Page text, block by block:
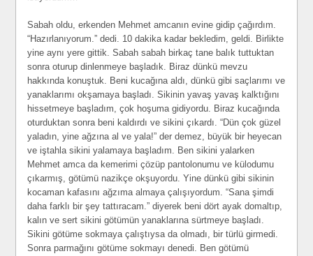
Sabah oldu, erkenden Mehmet amcanın evine gidip çağırdım.
“Hazırlanıyorum.” dedi. 10 dakika kadar bekledim, geldi. Birlikte
yine aynı yere gittik. Sabah sabah birkaç tane balık tuttuktan
sonra oturup dinlenmeye başladık. Biraz dünkü mevzu
hakkında konuştuk. Beni kucağına aldı, dünkü gibi saçlarımı ve
yanaklarımı okşamaya başladı. Sikinin yavaş yavaş kalktığını
hissetmeye başladım, çok hoşuma gidiyordu. Biraz kucağında
oturduktan sonra beni kaldırdı ve sikini çıkardı. “Dün çok güzel
yaladın, yine ağzına al ve yala!” der demez, büyük bir heyecan
ve iştahla sikini yalamaya başladım. Ben sikini yalarken
Mehmet amca da kemerimi çözüp pantolonumu ve külodumu
çıkarmış, götümü nazikçe okşuyordu. Yine dünkü gibi sikinin
kocaman kafasını ağzıma almaya çalışıyordum. “Sana şimdi
daha farklı bir şey tattıracam.” diyerek beni dört ayak domaltıp,
kalın ve sert sikini götümün yanaklarına sürtmeye başladı.
Sikini götüme sokmaya çalıştıysa da olmadı, bir türlü girmedi.
Sonra parmağını götüme sokmayı denedi. Ben götümü